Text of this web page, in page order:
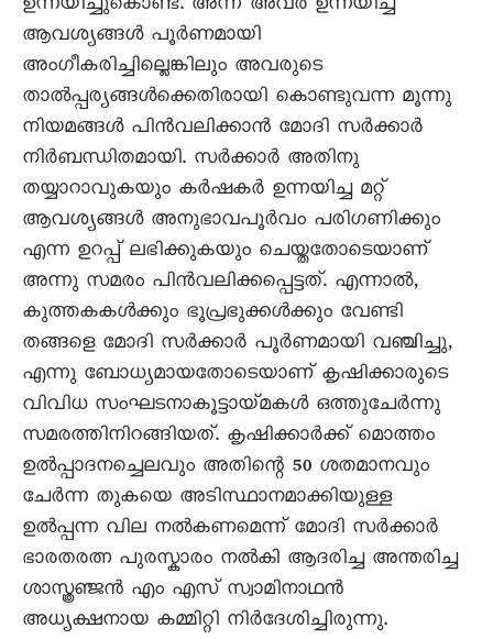
ഉന്നയിച്ചുകൊണ്ട്. അന്ന് അവർ ഉന്നയിച്ച
ആവശ്യങ്ങൾ പൂർണമായി
അംഗീകരിച്ചില്ലെങ്കിലും അവരുടെ
താൽപ്പര്യങ്ങൾക്കെതിരായി കൊണ്ടുവന്ന മൂന്നു
നിയമങ്ങൾ പിൻവലിക്കാൻ മോദി സർക്കാർ
നിർബന്ധിതമായി. സർക്കാർ അതിനു
തയ്യാറാവുകയും കർഷകർ ഉന്നയിച്ച മറ്റ്
ആവശ്യങ്ങൾ അനുഭാവപൂർവം പരിഗണിക്കും
എന്ന ഉറപ്പ് ലഭിക്കുകയും ചെയ്തതോടെയാണ്
അന്നു സമരം പിൻവലിക്കപ്പെട്ടത്. എന്നാൽ,
കുത്തകകൾക്കും ഭൂപ്രഭുക്കൾക്കും വേണ്ടി
തങ്ങളെ മോദി സർക്കാർ പൂർണമായി വഞ്ചിച്ചു,
എന്നു ബോധ്യമായതോടെയാണ് കൃഷിക്കാരുടെ
വിവിധ സംഘടനാകൂട്ടായ്മകൾ ഒത്തുചേർന്നു
സമരത്തിനിറങ്ങിയത്. കൃഷിക്കാർക്ക് മൊത്തം
ഉൽപ്പാദനച്ചെലവും അതിന്റെ 50 ശതമാനവും
ചേർന്ന തുകയെ അടിസ്ഥാനമാക്കിയുള്ള
ഉൽപ്പന്ന വില നൽകണമെന്ന് മോദി സർക്കാർ
ഭാരതരത്ന പുരസ്കാരം നൽകി ആദരിച്ച അന്തരിച്ച
ശാസ്ത്രഞ്ജൻ എം എസ് സ്വാമിനാഥൻ
അധ്യക്ഷനായ കമ്മിറ്റി നിർദേശിച്ചിരുന്നു.